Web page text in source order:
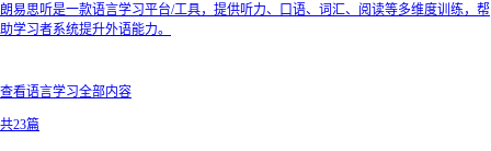
朗易思听是一款语言学习平台/工具，提供听力、口语、词汇、阅读等多维度训练，帮
助学习者系统提升外语能力。
查看语言学习全部内容
共23篇